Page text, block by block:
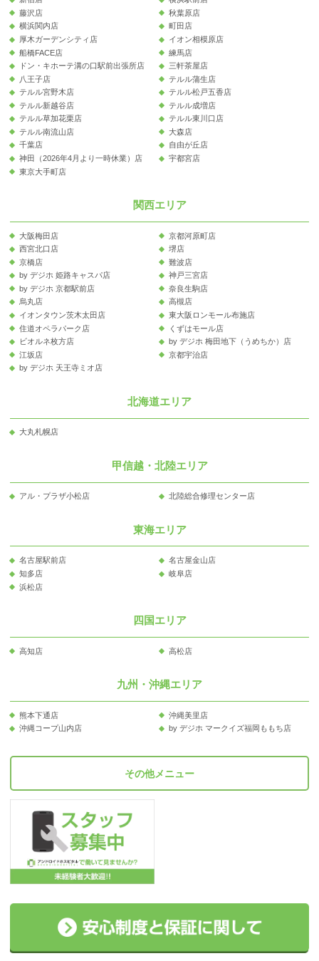
藤沢店
秋葉原店
横浜関内店
町田店
厚木ガーデンシティ店
イオン相模原店
船橋FACE店
練馬店
ドン・キホーテ溝の口駅前出張所店
三軒茶屋店
八王子店
テルル蒲生店
テルル宮野木店
テルル松戸五香店
テルル新越谷店
テルル成増店
テルル草加花栗店
テルル東川口店
テルル南流山店
大森店
千葉店
自由が丘店
神田（2026年4月より一時休業）店
宇都宮店
東京大手町店
関西エリア
大阪梅田店
京都河原町店
西宮北口店
堺店
京橋店
難波店
by デジホ 姫路キャスパ店
神戸三宮店
by デジホ 京都駅前店
奈良生駒店
烏丸店
高槻店
イオンタウン茨木太田店
東大阪ロンモール布施店
住道オペラパーク店
くずはモール店
ビオルネ枚方店
by デジホ 梅田地下（うめちか）店
江坂店
京都宇治店
by デジホ 天王寺ミオ店
北海道エリア
大丸札幌店
甲信越・北陸エリア
アル・プラザ小松店 北陸総合修理センター店
東海エリア
名古屋駅前店
名古屋金山店
知多店
岐阜店
浜松店
四国エリア
高知店 高松店
九州・沖縄エリア
熊本下通店
沖縄美里店
沖縄コープ山内店
by デジホ マークイズ福岡ももち店
その他メニュー